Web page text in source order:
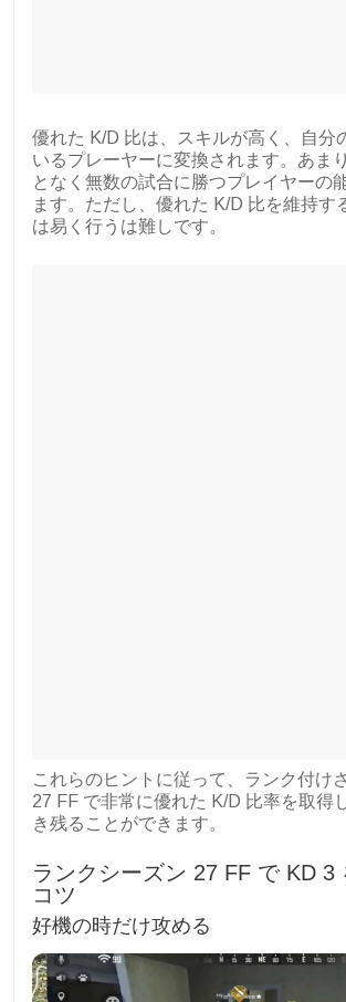
優れた K/D 比は、スキルが高く、自分
いるプレーヤーに変換されます。あま
となく無数の試合に勝つプレイヤーの
ます。ただし、優れた K/D 比を維持す
は易く行うは難しです。
これらのヒントに従って、ランク付け
27 FF で非常に優れた K/D 比率を取得
き残ることができます。
ランクシーズン 27 FF で KD 3
コツ
好機の時だけ攻める